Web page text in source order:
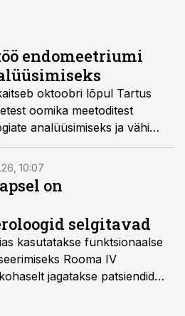
endomeetriumi
oktoobri lõpul Tartus
oomika meetoditest
analüüsimiseks ja vähi
10:07
on
selgitavad
kasutatakse funktsionaalse
Rooma IV
jagatakse patsiendid